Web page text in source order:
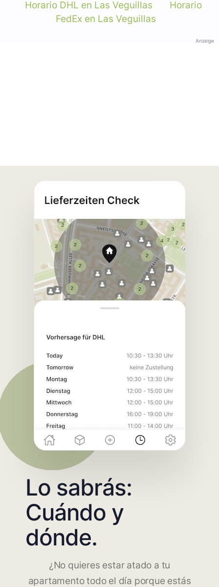
Horario DHL en Las Veguillas
Horario
FedEx en Las Veguillas
Anzeige
Lo sabrás:
Cuándo y
dónde.
¿No quieres estar atado a tu
apartamento todo el día porque estás